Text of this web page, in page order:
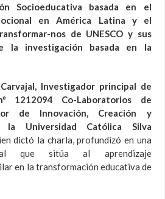
Socioeducativa basada en el
en América Latina y el
nos de UNESCO y sus
la investigación basada en la
Investigador principal de
1212094 Co-Laboratorios de
de Innovación, Creación y
la Universidad Católica Silva
dictó la charla, profundizó en una
que sitúa al aprendizaje
en la transformación educativa de